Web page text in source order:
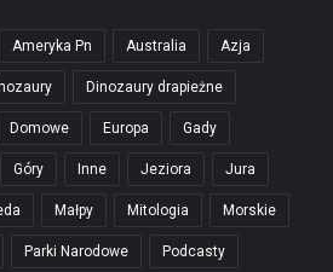
Ameryka Pn Australia Azja
Dinozaury drapieżne
Domowe Europa Gady
Góry Inne Jeziora Jura
Małpy Mitologia Morskie
Parki Narodowe Podcasty